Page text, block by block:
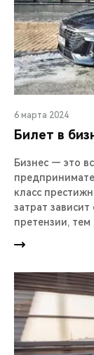
6 марта 2024
Билет в
Бизнес — это
класс
затрат
претензии,